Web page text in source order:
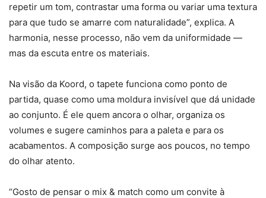
repetir um tom, contrastar uma forma ou variar uma textura
para que tudo se amarre com naturalidade”, explica. A
harmonia, nesse processo, não vem da uniformidade —
mas da escuta entre os materiais.
Na visão da Koord, o tapete funciona como ponto de
partida, quase como uma moldura invisível que dá unidade
ao conjunto. É ele quem ancora o olhar, organiza os
volumes e sugere caminhos para a paleta e para os
acabamentos. A composição surge aos poucos, no tempo
do olhar atento.
“Gosto de pensar o mix & match como um convite à